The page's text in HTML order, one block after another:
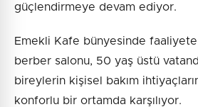
güçlendirmeye devam ediyor.
Emekli Kafe bünyesinde
berber salonu, 50 yaş üstü
bireylerin kişisel bakım
konforlu bir ortamda karşılıyor.